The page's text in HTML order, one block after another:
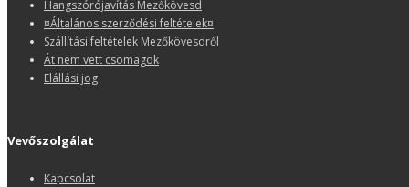
Hangszórójavítás Mezőkövesd
¤Általános szerződési feltételek¤
Szállítási feltételek Mezőkövesdről
Át nem vett csomagok
Elállási jog
Vevőszolgálat
Kapcsolat